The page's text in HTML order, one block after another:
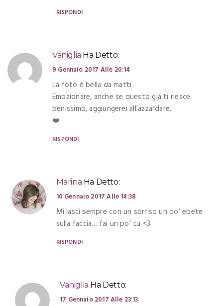
RISPONDI
Vaniglia Ha Detto:
9 Gennaio 2017 Alle 20:14
La foto è bella da matti.
Emozionare, anche se questo già ti riesce
benissimo, aggiungerei all’azzardare.
❤️
RISPONDI
Marina Ha Detto:
10 Gennaio 2017 Alle 14:38
Mi lasci sempre con un sorriso un po’ ebete
sulla faccia… fai un po’ tu <3
RISPONDI
Vaniglia Ha Detto:
17 Gennaio 2017 Alle 23:13